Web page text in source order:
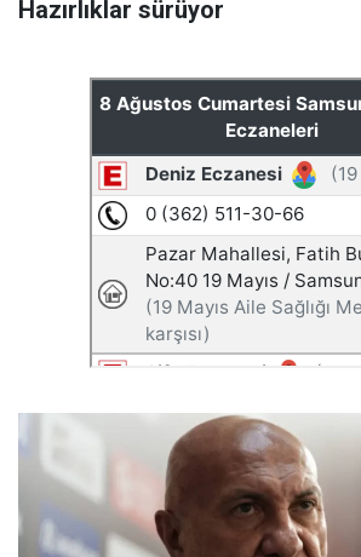
Hazırlıklar sürüyor